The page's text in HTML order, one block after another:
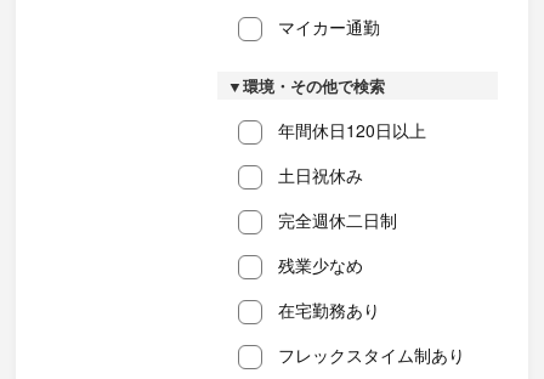
マイカー通勤
▼環境・その他で検索
年間休日120日以上
土日祝休み
完全週休二日制
残業少なめ
在宅勤務あり
フレックスタイム制あり